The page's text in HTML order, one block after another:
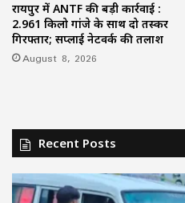
रायपुर में ANTF की बड़ी कार्रवाई :
2.961 किलो गांजे के साथ दो तस्कर
गिरफ्तार; सप्लाई नेटवर्क की तलाश
August 8, 2026
Recent Posts